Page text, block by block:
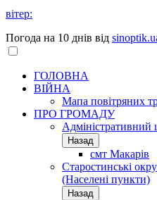
вітер:
Погода на 10 днів від
ГОЛОВНА
ВІЙНА
Мапа повітряних
ПРО ГРОМАДУ
Aдміністративний
Назад
смт Макарів
Старостинські
(Населені пункти)
Назад